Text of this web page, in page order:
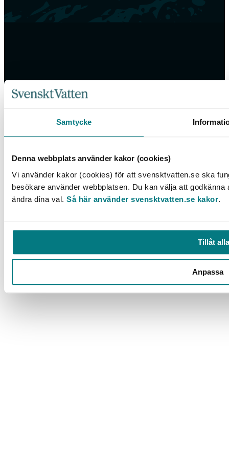
Samtycke
Denna webbplats använder kakor (cookies)
Vi använder kakor (cookies) för att svensktvatten.se ska
besökare använder webbplatsen. Du kan välja att
ändra dina val. Så här använder svensktvatten.se kakor.
Tillåt alla
Anpassa
Box 14057, 167 14 Bromma, Tel. 08-506 002 00